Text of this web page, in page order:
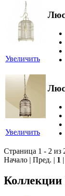
Увеличить
Увеличить
Страница 1 - 2 из
Начало | Пред. | 1